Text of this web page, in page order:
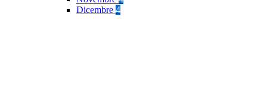
Dicembre 4